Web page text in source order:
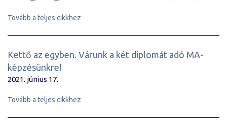
Tovább a teljes cikkhez
Kettő az egyben. Várunk a két diplomát adó MA-
képzésünkre!
2021. június 17.
Tovább a teljes cikkhez